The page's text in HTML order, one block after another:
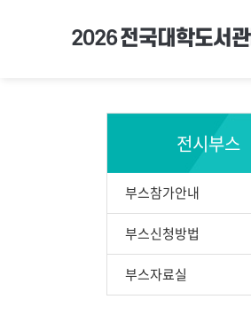
2026전국대학도서관
전시부스
부스참가안내
부스신청방법
부스자료실